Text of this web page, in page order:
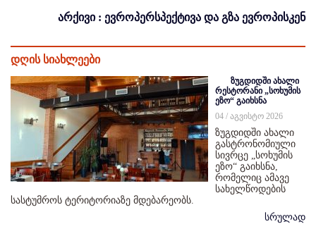
არქივი : ევროპერსპექტივა და გზა ევროპისკენ
დღის სიახლეები
ზუგდიდში ახალი
რესტორანი „სოხუმის
ეზო“ გაიხსნა
04 / აგვისტო 2026
ზუგდიდში ახალი
გასტრონომიული
სივრცე „სოხუმის
ეზო“ გაიხსნა,
რომელიც ამავე
სახელწოდების
სასტუმროს ტერიტორიაზე მდებარეობს.
სრულად